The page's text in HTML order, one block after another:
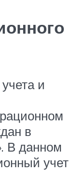
и
в
В данном
учет